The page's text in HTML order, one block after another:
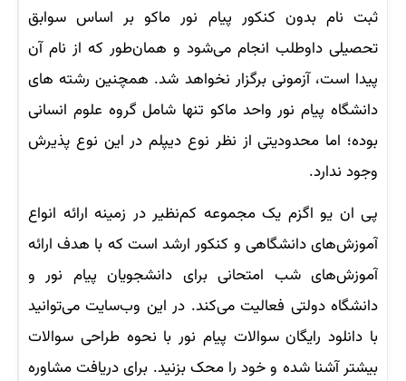
ثبت نام بدون کنکور پیام نور ماکو بر اساس سوابق
تحصیلی داوطلب انجام می‌شود و همان‌طور که از نام آن
پیدا است، آزمونی برگزار نخواهد شد. همچنین رشته های
دانشگاه پیام نور واحد ماکو تنها شامل گروه علوم انسانی
بوده؛ اما محدودیتی از نظر نوع دیپلم در این نوع پذیرش
وجود ندارد.
پی ان یو اگزم یک مجموعه کم‌نظیر در زمینه ارائه انواع
آموزش‌های دانشگاهی و کنکور ارشد است که با هدف ارائه
آموزش‌های شب امتحانی برای دانشجویان پیام نور و
دانشگاه دولتی فعالیت می‌کند. در این وب‌سایت می‌توانید
با دانلود رایگان سوالات پیام نور با نحوه طراحی سوالات
بیشتر آشنا شده و خود را محک بزنید. برای دریافت مشاوره